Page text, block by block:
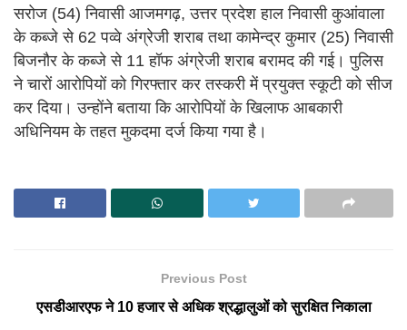
सरोज (54) निवासी आजमगढ़, उत्तर प्रदेश हाल निवासी कुआंवाला
के कब्जे से 62 पव्वे अंग्रेजी शराब तथा कामेन्द्र कुमार (25) निवासी
बिजनौर के कब्जे से 11 हॉफ अंग्रेजी शराब बरामद की गई। पुलिस
ने चारों आरोपियों को गिरफ्तार कर तस्करी में प्रयुक्त स्कूटी को सीज
कर दिया। उन्होंने बताया कि आरोपियों के खिलाफ आबकारी
अधिनियम के तहत मुकदमा दर्ज किया गया है।
Previous Post
एसडीआरएफ ने 10 हजार से अधिक श्रद्धालुओं को सुरक्षित निकाला